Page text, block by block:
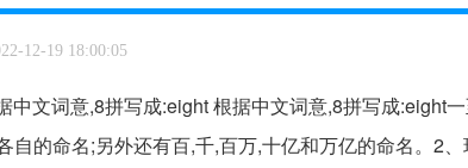
12-19 18:00:05
中文词意,8拼写成:eight 根据中文词意,8拼写成:eight
自的命名;另外还有百,千,百万,十亿和万亿的命名。2